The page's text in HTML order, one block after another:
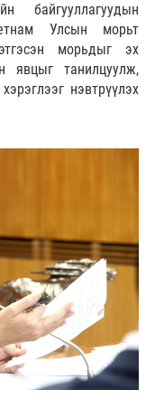
байгууллагуудын
Улсын морьт
морьдыг эх
явцыг танилцуулж,
нэвтрүүлэх